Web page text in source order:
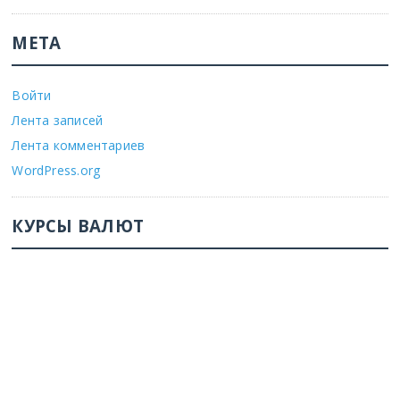
МЕТА
Войти
Лента записей
Лента комментариев
WordPress.org
КУРСЫ ВАЛЮТ